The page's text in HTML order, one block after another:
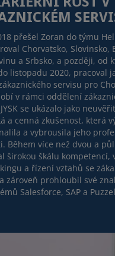
přešel Zoran do týmu
Chorvatsko, Slovinsko,
a Srbsko, a později, od
listopadu 2020, pracoval
servisu pro
v rámci oddělení
se ukázalo jako
a cenná zkušenost, která
a vybrousila jeho
Během více než dvou a
širokou škálu kompetencí,
a řízení vztahů se
zároveň prohloubil své
Salesforce, SAP a